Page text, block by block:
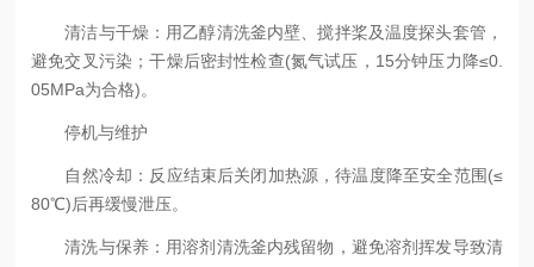
清洁与干燥：用乙醇清洗釜内壁、搅拌桨及温度探头套管，
避免交叉污染；干燥后密封性检查(氮气试压，15分钟压力降≤0.
05MPa为合格)。
停机与维护
自然冷却：反应结束后关闭加热源，待温度降至安全范围(≤
80℃)后再缓慢泄压。
清洗与保养：用溶剂清洗釜内残留物，避免溶剂挥发导致清